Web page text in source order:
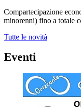
Compartecipazione
minorenni) fino a totale
Tutte le novità
Eventi